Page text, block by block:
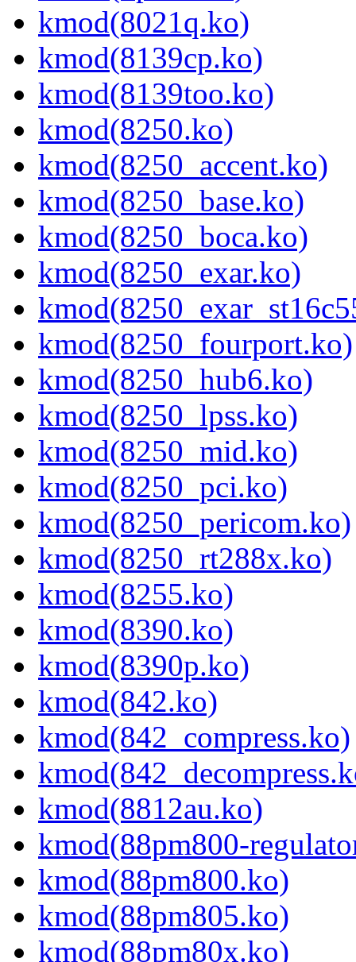
kmod(8021q.ko)
kmod(8139cp.ko)
kmod(8139too.ko)
kmod(8250.ko)
kmod(8250_accent.ko)
kmod(8250_base.ko)
kmod(8250_boca.ko)
kmod(8250_exar.ko)
kmod(8250_fourport.ko)
kmod(8250_hub6.ko)
kmod(8250_lpss.ko)
kmod(8250_mid.ko)
kmod(8250_pci.ko)
kmod(8250_pericom.ko)
kmod(8250_rt288x.ko)
kmod(8255.ko)
kmod(8390.ko)
kmod(8390p.ko)
kmod(842.ko)
kmod(842_compress.ko)
kmod(8812au.ko)
kmod(88pm800-
kmod(88pm800.ko)
kmod(88pm805.ko)
kmod(88pm80x.ko)